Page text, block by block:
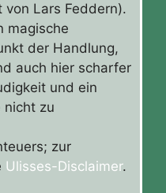
Lars Feddern).
magische
der Handlung,
auch hier scharfer
und ein
nicht zu
zur
Ulisses-Disclaimer.